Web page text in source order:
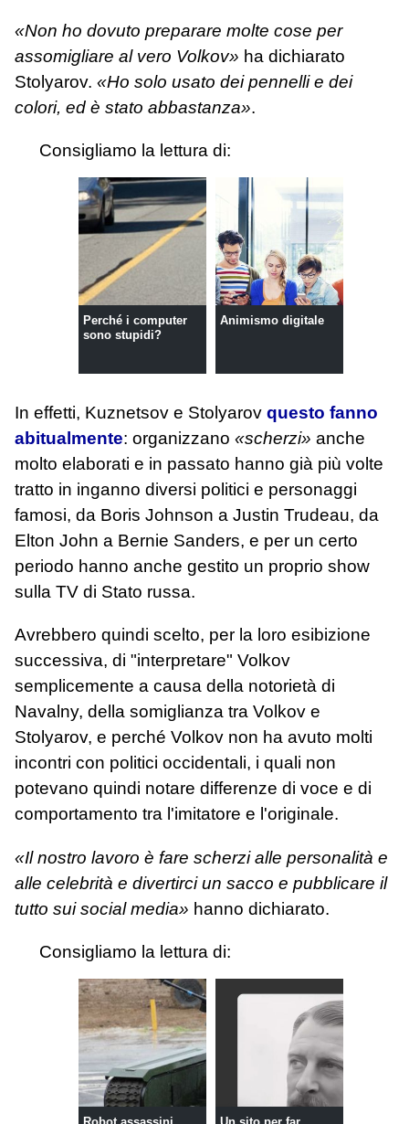
«Non ho dovuto preparare molte cose per
assomigliare al vero Volkov» ha dichiarato
Stolyarov. «Ho solo usato dei pennelli e dei
colori, ed è stato abbastanza».
Consigliamo la lettura di:
Perché i computer
sono stupidi?
Animismo digitale
In effetti, Kuznetsov e Stolyarov questo fanno
abitualmente: organizzano «scherzi» anche
molto elaborati e in passato hanno già più volte
tratto in inganno diversi politici e personaggi
famosi, da Boris Johnson a Justin Trudeau, da
Elton John a Bernie Sanders, e per un certo
periodo hanno anche gestito un proprio show
sulla TV di Stato russa.
Avrebbero quindi scelto, per la loro esibizione
successiva, di "interpretare" Volkov
semplicemente a causa della notorietà di
Navalny, della somiglianza tra Volkov e
Stolyarov, e perché Volkov non ha avuto molti
incontri con politici occidentali, i quali non
potevano quindi notare differenze di voce e di
comportamento tra l'imitatore e l'originale.
«Il nostro lavoro è fare scherzi alle personalità e
alle celebrità e divertirci un sacco e pubblicare il
tutto sui social media» hanno dichiarato.
Consigliamo la lettura di: